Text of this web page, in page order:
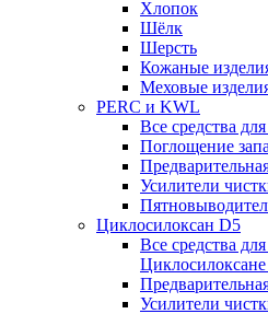
Хлопок
Шёлк
Шерсть
Кожаные
Меховые
PERC и KWL
Все средства
Поглощение
Усилители
Циклосилоксан D5
Все средства
Усилители